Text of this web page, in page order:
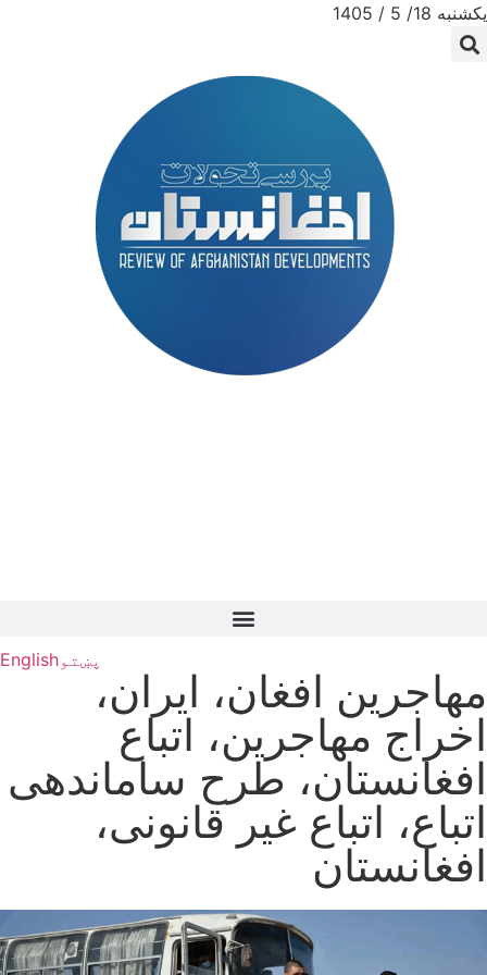
یکشنبه 18/ 5 / 1405
پښتوEnglish
مهاجرین افغان، ایران،
اخراج مهاجرین، اتباع
افغانستان، طرح ساماندهی
اتباع، اتباع غیر قانونی،
افغانستان